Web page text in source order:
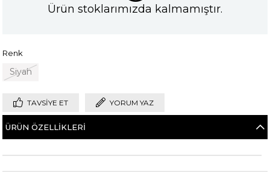
Ürün stoklarımızda kalmamıştır.
Renk
Siyah
TAVSIYE ET YORUM YAZ
ÜRÜN ÖZELLIKLERI